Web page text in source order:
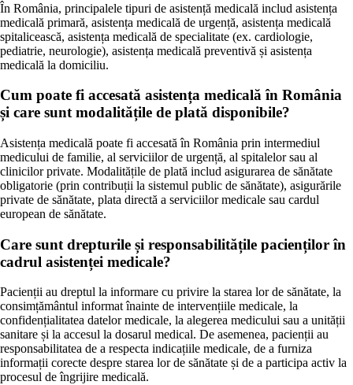
În România, principalele tipuri de asistență medicală includ asistența
medicală primară, asistența medicală de urgență, asistența medicală
spitalicească, asistența medicală de specialitate (ex. cardiologie,
pediatrie, neurologie), asistența medicală preventivă și asistența
medicală la domiciliu.
Cum poate fi accesată asistența medicală în România
și care sunt modalitățile de plată disponibile?
Asistența medicală poate fi accesată în România prin intermediul
medicului de familie, al serviciilor de urgență, al spitalelor sau al
clinicilor private. Modalitățile de plată includ asigurarea de sănătate
obligatorie (prin contribuții la sistemul public de sănătate), asigurările
private de sănătate, plata directă a serviciilor medicale sau cardul
european de sănătate.
Care sunt drepturile și responsabilitățile pacienților în
cadrul asistenței medicale?
Pacienții au dreptul la informare cu privire la starea lor de sănătate, la
consimțământul informat înainte de intervențiile medicale, la
confidențialitatea datelor medicale, la alegerea medicului sau a unității
sanitare și la accesul la dosarul medical. De asemenea, pacienții au
responsabilitatea de a respecta indicațiile medicale, de a furniza
informații corecte despre starea lor de sănătate și de a participa activ la
procesul de îngrijire medicală.